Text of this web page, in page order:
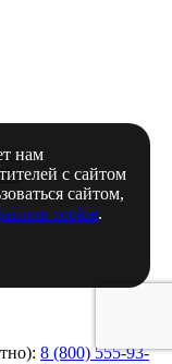
8 (800) 555-93-
нам
с сайтом
сайтом,
cookie.